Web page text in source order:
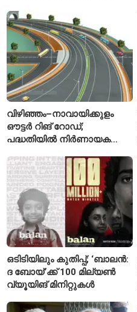
ഫൈനലിൽ
വിഴിഞ്ഞം–നാവായിക്കുളം
ഔട്ടർ റിങ് റോഡ്;
പദ്ധതിയിൽ നിർണായക
വിശദീകരണം
ഒടിടിയിലും കുതിപ്പ്; ‘ബാലൻ:
ദ ബോയ്’ക്ക് 100 മില്യൺ
വ്യൂയിങ് മിനിറ്റുകൾ